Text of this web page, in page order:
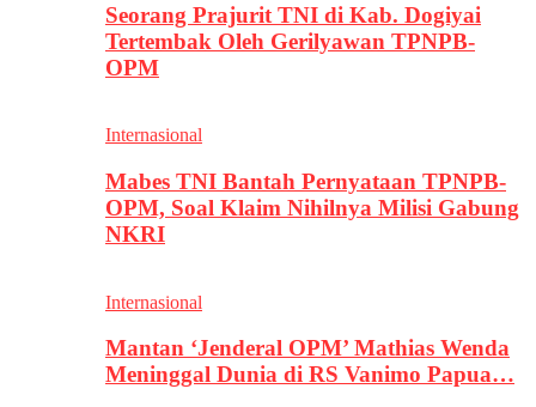
Seorang Prajurit TNI di Kab. Dogiyai
Tertembak Oleh Gerilyawan TPNPB-
OPM
Internasional
Mabes TNI Bantah Pernyataan TPNPB-
OPM, Soal Klaim Nihilnya Milisi Gabung
NKRI
Internasional
Mantan ‘Jenderal OPM’ Mathias Wenda
Meninggal Dunia di RS Vanimo Papua…